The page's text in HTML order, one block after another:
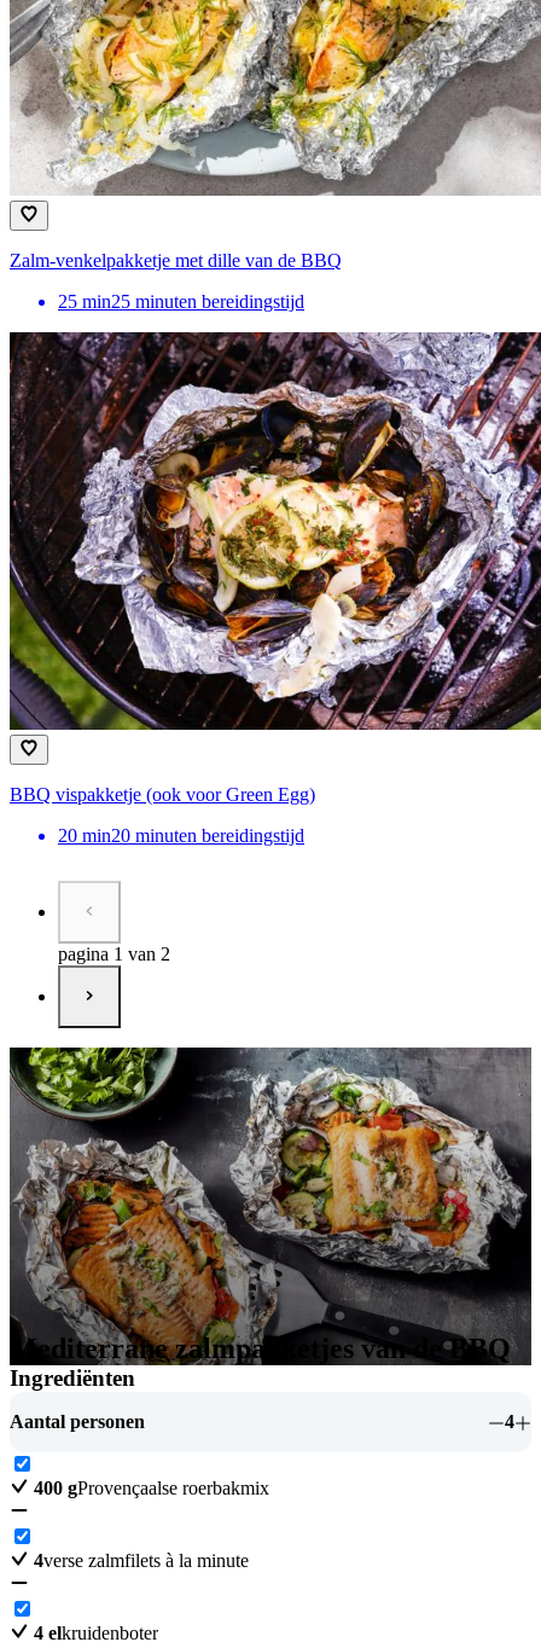
Zalm-venkelpakketje met dille van de BBQ
25 min25 minuten bereidingstijd
BBQ vispakketje (ook voor Green Egg)
20 min20 minuten bereidingstijd
pagina 1 van 2
Mediterrane zalmpakketjes van de BBQ
Ingrediënten
Aantal personen 4
400 gProvençaalse roerbakmix
4verse zalmfilets à la minute
4 elkruidenboter